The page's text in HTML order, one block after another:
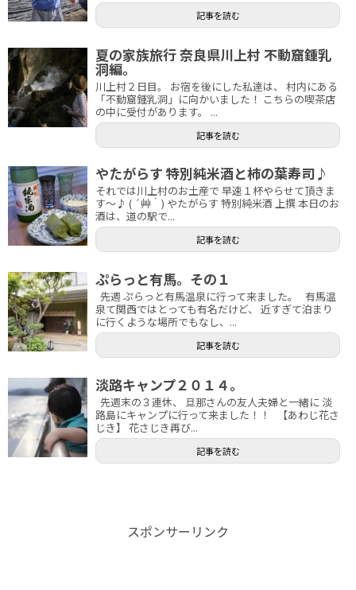
記事を読む
夏の家族旅行 奈良県川上村 不動窟鍾乳
洞編。
川上村２日目。 お宿を後にした私達は、 村内にある
「不動窟鍾乳洞」に向かいました！ こちらの喫茶店
の中に受付があります。 ...
記事を読む
やたがらす 特別純米酒と柿の葉寿司♪
それでは川上村のお土産で 早速１杯やらせて頂きま
す～♪ ( ´艸｀) やたがらす 特別純米酒 上撰 本日のお
酒は、道の駅で...
記事を読む
ぷらっと有馬。その１
先週 ぷらっと有馬温泉に行って来ました。 有馬温
泉て関西ではとっても有名だけど、 近すぎて泊まり
に行くような場所でもなし、...
記事を読む
淡路キャンプ２０１４。
先週末の３連休、 旦那さんの友人夫婦と一緒に 淡
路島にキャンプに行って来ました！！ 【あわじ花さ
じき】 花さじき再び...
記事を読む
スポンサーリンク